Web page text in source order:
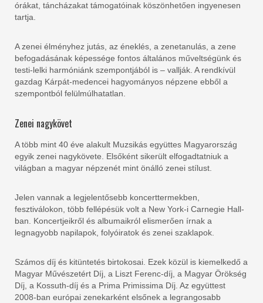
órákat, táncházakat támogatóinak köszönhetően ingyenesen
tartja.
A zenei élményhez jutás, az éneklés, a zenetanulás, a zene
befogadásának képessége fontos általános műveltségünk és
testi-lelki harmóniánk szempontjából is – vallják. A rendkívül
gazdag Kárpát-medencei hagyományos népzene ebből a
szempontból felülmúlhatatlan.
Zenei nagykövet
A több mint 40 éve alakult Muzsikás együttes Magyarország
egyik zenei nagykövete. Elsőként sikerült elfogadtatniuk a
világban a magyar népzenét mint önálló zenei stílust.
Jelen vannak a legjelentősebb koncerttermekben,
fesztiválokon, több fellépésük volt a New York-i Carnegie Hall-
ban. Koncertjeikről és albumaikról elismerően írnak a
legnagyobb napilapok, folyóiratok és zenei szaklapok.
Számos díj és kitüntetés birtokosai. Ezek közül is kiemelkedő a
Magyar Művészetért Díj, a Liszt Ferenc-díj, a Magyar Örökség
Díj, a Kossuth-díj és a Prima Primissima Díj. Az együttest
2008-ban európai zenekarként elsőnek a legrangosabb